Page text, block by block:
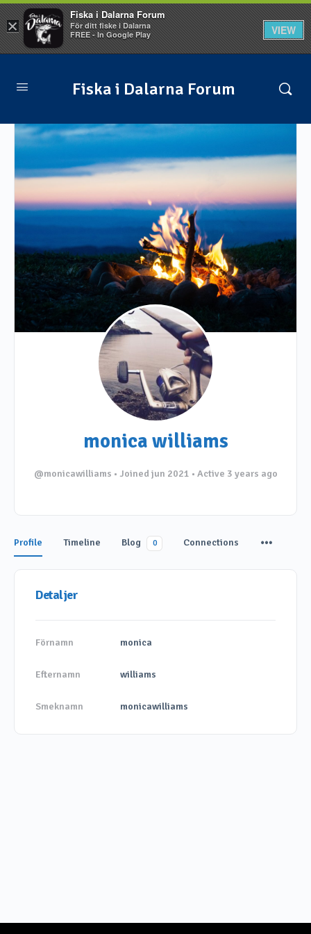
Fiska i Dalarna Forum
monica williams
@monicawilliams • Joined jun 2021 • Active 3 years ago
Profile Timeline Blog 0 Connections
Detaljer
Förnamn monica
Efternamn williams
Smeknamn monicawilliams
×
Fiska i Dalarna Forum
För ditt fiske i Dalarna
FREE - In Google Play
VIEW